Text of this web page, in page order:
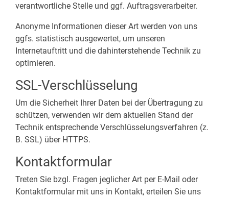
verantwortliche Stelle und ggf. Auftragsverarbeiter.
Anonyme Informationen dieser Art werden von uns
ggfs. statistisch ausgewertet, um unseren
Internetauftritt und die dahinterstehende Technik zu
optimieren.
SSL-Verschlüsselung
Um die Sicherheit Ihrer Daten bei der Übertragung zu
schützen, verwenden wir dem aktuellen Stand der
Technik entsprechende Verschlüsselungsverfahren (z.
B. SSL) über HTTPS.
Kontaktformular
Treten Sie bzgl. Fragen jeglicher Art per E-Mail oder
Kontaktformular mit uns in Kontakt, erteilen Sie uns